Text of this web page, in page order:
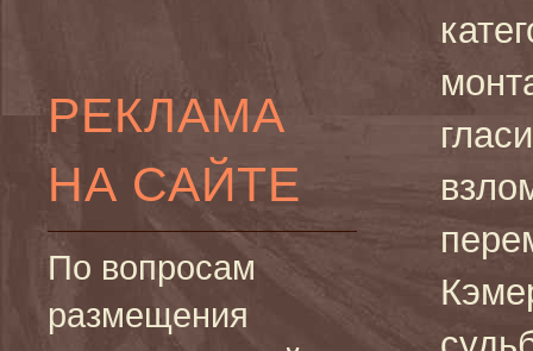
РЕКЛАМА
НА САЙТЕ
По вопросам
размещения